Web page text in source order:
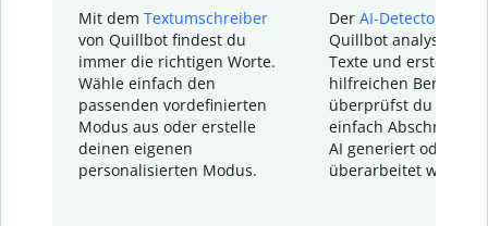
Mit dem Textumschreiber
von Quillbot findest du
immer die richtigen Worte.
Wähle einfach den
passenden vordefinierten
Modus aus oder erstelle
deinen eigenen
personalisierten Modus.
Der AI-Detector
Quillbot analysiert
Texte und erstellt
hilfreichen Bericht.
überprüfst du
einfach Abschnitte,
AI generiert oder
überarbeitet wurden.